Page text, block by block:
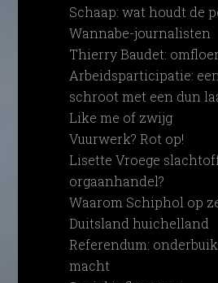
Schaap: wat houdt de
Wannabe-journalisten
Thierry Baudet:
Arbeidsparticipatie:
schroot met een dun
Like me of zwijg
Vuurwerk? Rot op!
Lisette Vroege
orgaanhandel?
Waarom Schiphol op
Duitsland huichelland
Referendum:
macht